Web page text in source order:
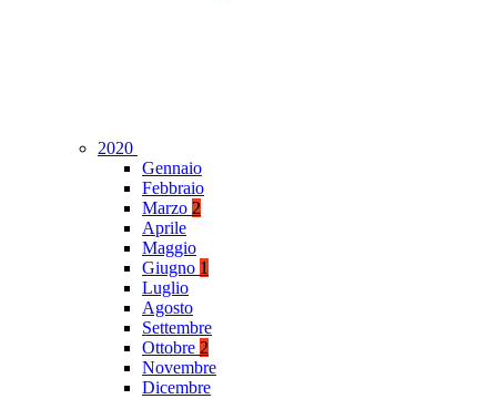
2020
Gennaio
Febbraio
Marzo 2
Aprile
Maggio
Giugno 1
Luglio
Agosto
Settembre
Ottobre 2
Novembre
Dicembre